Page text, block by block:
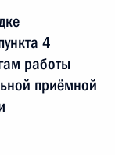
4
работы
приёмной